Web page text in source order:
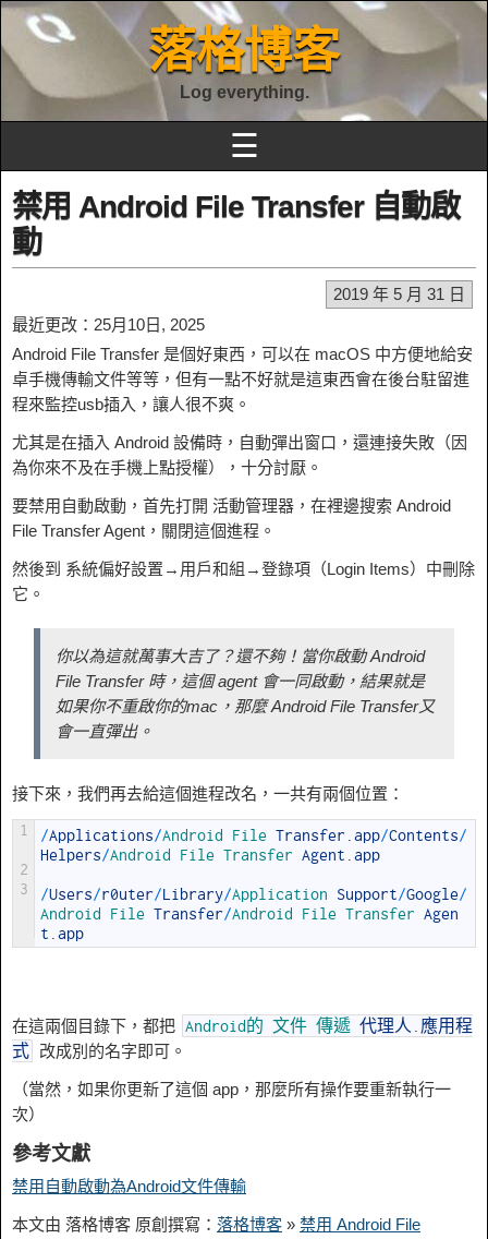
落格博客
Log everything.
☰
禁用 Android File Transfer 自動啟
動
2019 年 5 月 31 日
最近更改：25月10日, 2025
Android File Transfer 是個好東西，可以在 macOS 中方便地給安
卓手機傳輸文件等等，但有一點不好就是這東西會在後台駐留進
程來監控usb插入，讓人很不爽。
尤其是在插入 Android 設備時，自動彈出窗口，還連接失敗（因
為你來不及在手機上點授權），十分討厭。
要禁用自動啟動，首先打開 活動管理器，在裡邊搜索 Android
File Transfer Agent，關閉這個進程。
然後到 系統偏好設置→用戶和組→登錄項（Login Items）中刪除
它。
你以為這就萬事大吉了？還不夠！當你啟動 Android
File Transfer 時，這個 agent 會一同啟動，結果就是
如果你不重啟你的mac，那麼 Android File Transfer又
會一直彈出。
接下來，我們再去給這個進程改名，一共有兩個位置：
1
2
3
/Applications/Android File Transfer app/Contents/
Helpers/Android File Transfer Agent app
/Users/r0uter/Library/Application Support/Google/
Android File Transfer/Android File Transfer Agen
t app
在這兩個目錄下，都把 Android的 文件 傳遞 代理人
應用程
式
改成別的名字即可。
（當然，如果你更新了這個 app，那麼所有操作要重新執行一
次）
參考文獻
禁用自動啟動為Android文件傳輸
本文由 落格博客 原創撰寫： 落格博客 » 禁用 Android File